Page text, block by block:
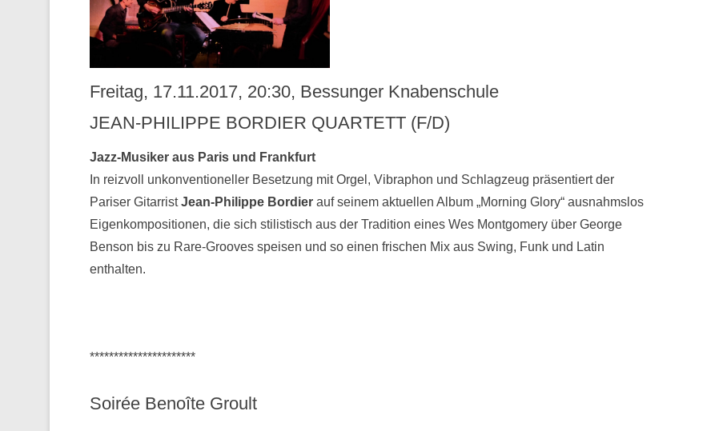
Freitag, 17.11.2017, 20:30, Bessunger Knabenschule
JEAN-PHILIPPE BORDIER QUARTETT (F/D)
Jazz-Musiker aus Paris und Frankfurt
In reizvoll unkonventioneller Besetzung mit Orgel, Vibraphon und Schlagzeug präsentiert der
Pariser GitarristJean-Philippe Bordier auf seinem aktuellen Album „Morning Glory“ ausnahmslos
Eigenkompositionen, die sich stilistisch aus der Tradition eines Wes Montgomery über George
Benson bis zu Rare-Grooves speisen und so einen frischen Mix aus Swing, Funk und Latin
enthalten.
**********************
Soirée Benoîte Groult